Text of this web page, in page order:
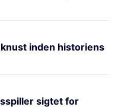
inden historiens
sigtet for